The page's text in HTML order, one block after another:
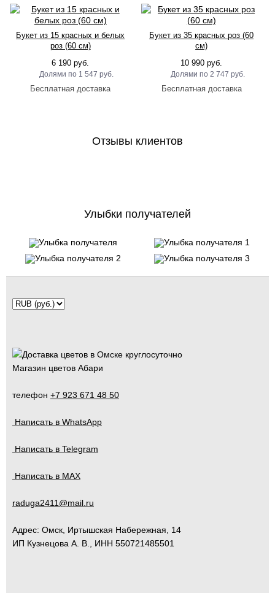
Букет из 15 красных и белых
роз (60 см)
6 190 руб.
1 547 руб.
Букет из 35 красных роз (60
см)
10 990 руб.
2 747 руб.
Отзывы клиентов
Улыбки получателей
Магазин цветов Абари
телефон +7 923 671 48 50
Написать в WhatsApp
Написать в Telegram
Написать в MAX
raduga2411@mail.ru
Адрес: Омск Иртышская Набережная, 14
ИП Кузнецова А. В., ИНН 550721485501